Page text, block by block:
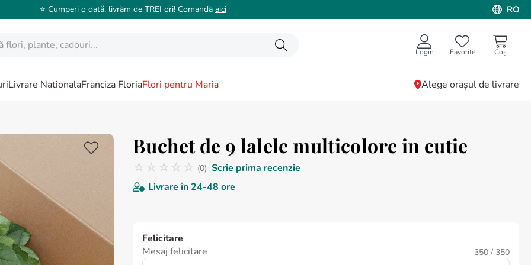
⭐️ Cumperi o dată, livrăm de TREI ori! Comandă aici RO
Login Favorite
Livrare NationalaFranciza FloriaFlori pentru Maria Alege orașul de livrare
Buchet de 9 lalele multicolore in cutie
☆ ☆ ☆ ☆ ☆ (0)
Nicio recenzie
Scrie prima recenzie
Livrare în 24-48 ore
Felicitare
Mesaj felicitare
350 / 350